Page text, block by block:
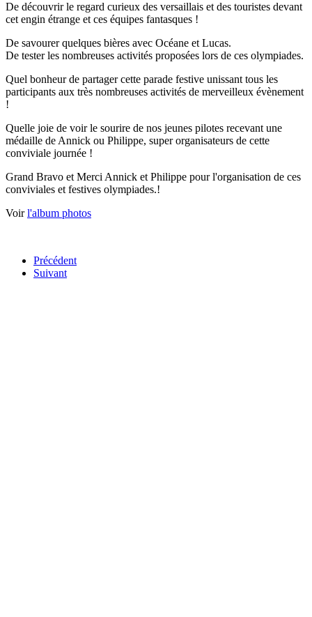
De découvrir le regard curieux des versaillais et des touristes devant
cet engin étrange et ces équipes fantasques !
De savourer quelques bières avec Océane et Lucas.
De tester les nombreuses activités proposées lors de ces olympiades.
Quel bonheur de partager cette parade festive unissant tous les
participants aux très nombreuses activités de merveilleux évènement
!
Quelle joie de voir le sourire de nos jeunes pilotes recevant une
médaille de Annick ou Philippe, super organisateurs de cette
conviviale journée !
Grand Bravo et Merci Annick et Philippe pour l'organisation de ces
conviviales et festives olympiades.!
Voirl'album photos
Précédent
Suivant